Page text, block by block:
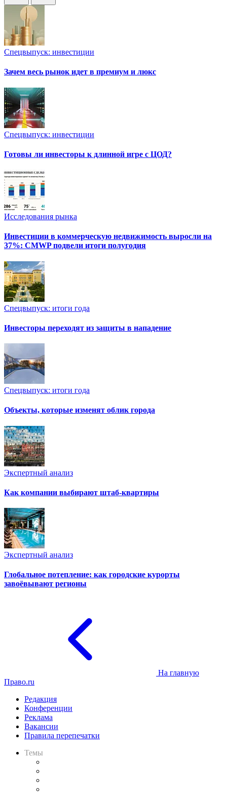
Спецвыпуск: инвестиции
Зачем весь рынок идет в премиум и люкс
Спецвыпуск: инвестиции
Готовы ли инвесторы к длинной игре с ЦОД?
Исследования рынка
Инвестиции в коммерческую недвижимость выросли на
37%: CMWP подвели итоги полугодия
Спецвыпуск: итоги года
Инвесторы переходят из защиты в нападение
Спецвыпуск: итоги года
Объекты, которые изменят облик города
Экспертный анализ
Как компании выбирают штаб-квартиры
Экспертный анализ
Глобальное потепление: как городские курорты
завоёвывают регионы
На главную
Право.ru
Редакция
Конференции
Реклама
Вакансии
Правила перепечатки
Темы